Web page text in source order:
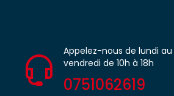
Appelez-nous de lundi au
vendredi de 10h à 18h
0751062619